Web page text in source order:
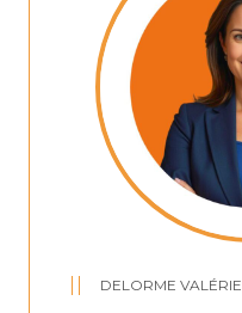
DELORME VALÉRIE